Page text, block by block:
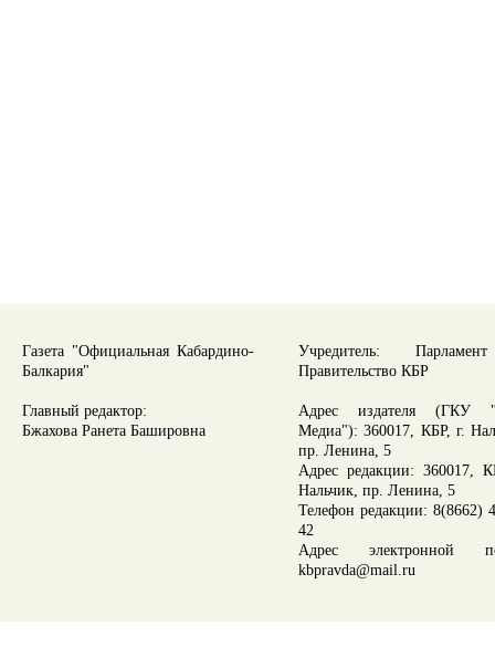
Газета "Официальная Кабардино-
Балкария"
Главный редактор:
Бжахова Ранета Башировна
Учредитель:
Правительство КБР
Адрес издателя (ГКУ
Медиа"): 360017, КБР, г.
пр. Ленина, 5
Адрес редакции: 360017,
Нальчик, пр. Ленина, 5
Телефон редакции: 8(8662)
42
Адрес электронной
kbpravda@mail.ru